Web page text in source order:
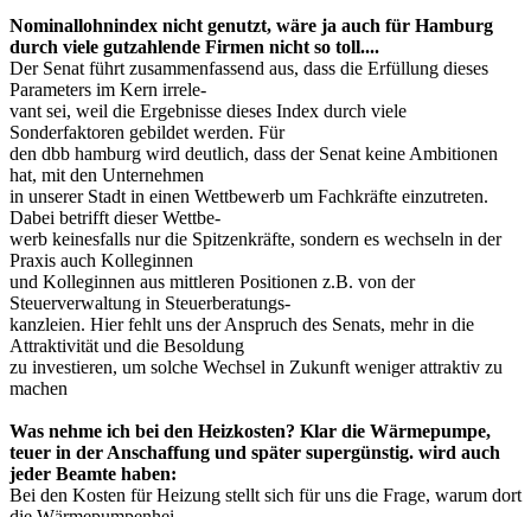
Nominallohnindex nicht genutzt, wäre ja auch für Hamburg
durch viele gutzahlende Firmen nicht so toll....
Der Senat führt zusammenfassend aus, dass die Erfüllung dieses
Parameters im Kern irrele-
vant sei, weil die Ergebnisse dieses Index durch viele
Sonderfaktoren gebildet werden. Für
den dbb hamburg wird deutlich, dass der Senat keine Ambitionen
hat, mit den Unternehmen
in unserer Stadt in einen Wettbewerb um Fachkräfte einzutreten.
Dabei betrifft dieser Wettbe-
werb keinesfalls nur die Spitzenkräfte, sondern es wechseln in der
Praxis auch Kolleginnen
und Kolleginnen aus mittleren Positionen z.B. von der
Steuerverwaltung in Steuerberatungs-
kanzleien. Hier fehlt uns der Anspruch des Senats, mehr in die
Attraktivität und die Besoldung
zu investieren, um solche Wechsel in Zukunft weniger attraktiv zu
machen
Was nehme ich bei den Heizkosten? Klar die Wärmepumpe,
teuer in der Anschaffung und später supergünstig. wird auch
jeder Beamte haben:
Bei den Kosten für Heizung stellt sich für uns die Frage, warum dort